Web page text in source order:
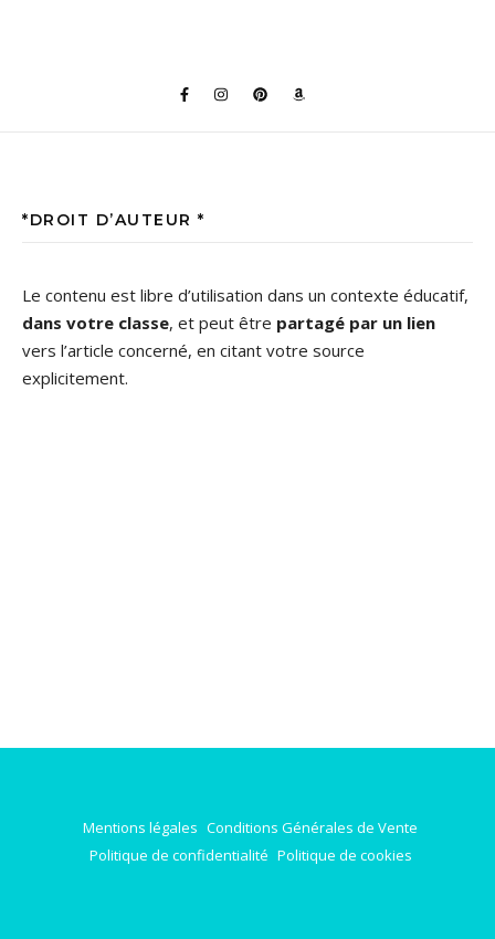
*DROIT D’AUTEUR *
Le contenu est libre d’utilisation dans un contexte éducatif,
dans votre classe, et peut être partagé par un lien
vers l’article concerné, en citant votre source
explicitement.
Mentions légales Conditions Générales de Vente
Politique de confidentialité Politique de cookies